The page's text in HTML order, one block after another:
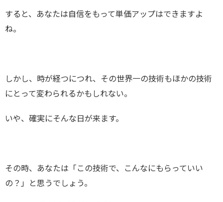
すると、あなたは自信をもって単価アップはできますよ
ね。
しかし、時が経つにつれ、その世界一の技術もほかの技術
にとって変わられるかもしれない。
いや、確実にそんな日が来ます。
その時、あなたは「この技術で、こんなにもらっていい
の？」と思うでしょう。